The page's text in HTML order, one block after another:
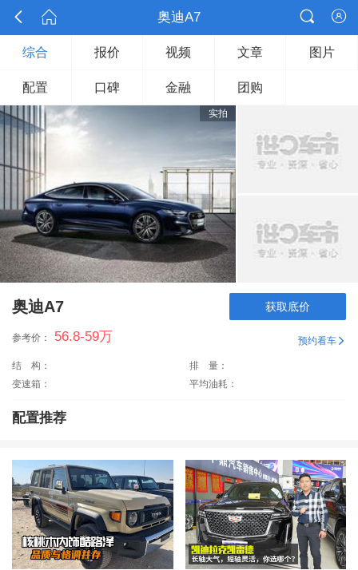
  奥迪A7 

综合 报价 视频 文章 图片
配置 口碑 金融 团购
实拍
奥迪A7 获取底价
参考价： 56.8-59万 预约看车 
结
构：
变速箱：
排
量：
平均油耗：
配置推荐